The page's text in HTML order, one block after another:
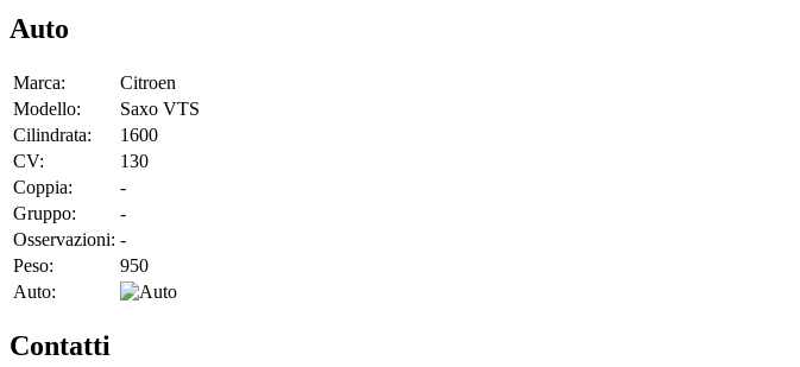
Auto
Marca:
Citroen
Modello:
Saxo VTS
Cilindrata:
1600
CV:
130
Coppia:
-
Gruppo:
-
Osservazioni: -
Peso:
950
Auto:
Contatti